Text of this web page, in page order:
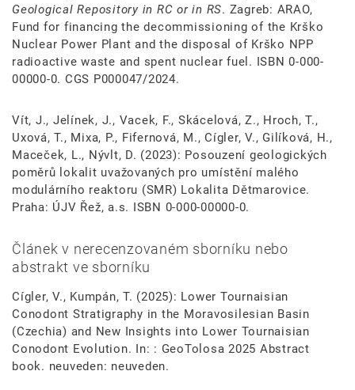
Geological Repository in RC or in RS. Zagreb: ARAO,
Fund for financing the decommissioning of the Krško
Nuclear Power Plant and the disposal of Krško NPP
radioactive waste and spent nuclear fuel. ISBN 0-000-
00000-0. CGS P000047/2024.
Vít, J., Jelínek, J., Vacek, F., Skácelová, Z., Hroch, T.,
Uxová, T., Mixa, P., Fifernová, M., Cígler, V., Gilíková, H.,
Maceček, L., Nývlt, D. (2023): Posouzení geologických
poměrů lokalit uvažovaných pro umístění malého
modulárního reaktoru (SMR) Lokalita Dětmarovice.
Praha: ÚJV Řež, a.s. ISBN 0-000-00000-0.
Článek v nerecenzovaném sborníku nebo
abstrakt ve sborníku
Cígler, V., Kumpán, T. (2025): Lower Tournaisian
Conodont Stratigraphy in the Moravosilesian Basin
(Czechia) and New Insights into Lower Tournaisian
Conodont Evolution. In: : GeoTolosa 2025 Abstract
book. neuveden: neuveden.